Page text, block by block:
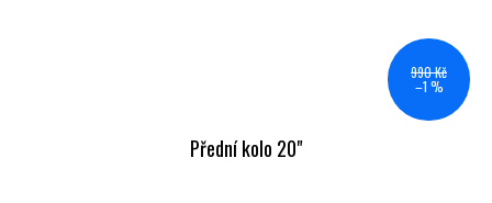
990 Kč
–1 %
Přední kolo 20"